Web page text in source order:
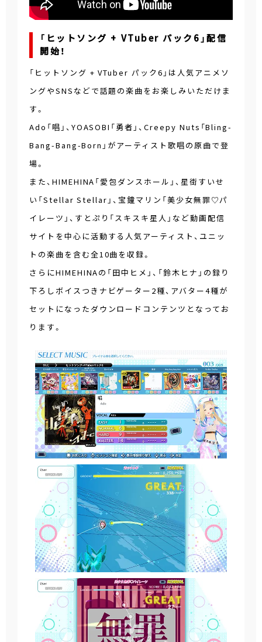
「ヒットソング + VTuber パック6」配信
開始！
「ヒットソング + VTuber パック6」は人気アニメソ
ングやSNSなどで話題の楽曲をお楽しみいただけま
す。
Ado「唱」、YOASOBI「勇者」、Creepy Nuts「Bling-
Bang-Bang-Born」がアーティスト歌唱の原曲で登
場。
また、HIMEHINA「愛包ダンスホール」、星街すいせ
い「Stellar Stellar」、宝鐘マリン「美少女無罪♡パ
イレーツ」、すとぷり「スキスキ星人」など動画配信
サイトを中心に活動する人気アーティスト、ユニッ
トの楽曲を含む全10曲を収録。
さらにHIMEHINAの「田中ヒメ」、「鈴木ヒナ」の録り
下ろしボイスつきナビゲーター2種、アバター4種が
セットになったダウンロードコンテンツとなってお
ります。